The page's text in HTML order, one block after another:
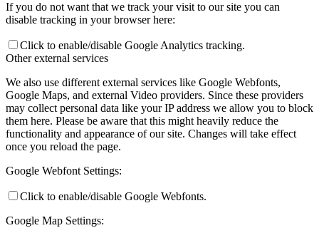
If you do not want that we track your visit to our site you can
disable tracking in your browser here:
Click to enable/disable Google Analytics tracking.
Other external services
We also use different external services like Google Webfonts,
Google Maps, and external Video providers. Since these providers
may collect personal data like your IP address we allow you to block
them here. Please be aware that this might heavily reduce the
functionality and appearance of our site. Changes will take effect
once you reload the page.
Google Webfont Settings:
Click to enable/disable Google Webfonts.
Google Map Settings: